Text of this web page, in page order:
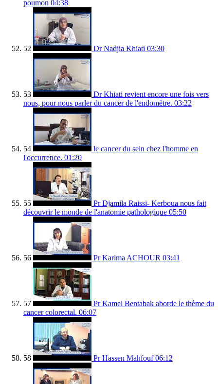
poumon 04:38
52 Dr Nadjia Khiati 03:30
53
Dr Khiati revient encore une fois vers
nous, pour nous parler du cancer de l'endomètre. 03:22
54
le cancer du sein chez l'homme en
l'occurrence. 01:20
55
Pr Djamila Raissi- Kerboua nous fait
découvrir le monde de l'anatomie pathologique 05:50
56 Pr Karima ACHOUR 03:41
57
Pr Kamel Bentabak aborde le thème du
cancer colorectal. 06:07
58 Pr Hassen Mahfouf 06:12